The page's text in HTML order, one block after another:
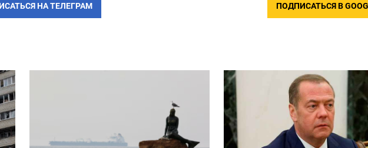
НА ТЕЛЕГРАМ ПОДПИСАТЬСЯ В